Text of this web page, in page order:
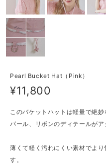
Pearl Bucket Hat（Pink）
¥11,800
このバケットハットは軽量で絶妙
パール、リボンのディテールがア
薄くて軽く汚れにくい素材でよ
す。